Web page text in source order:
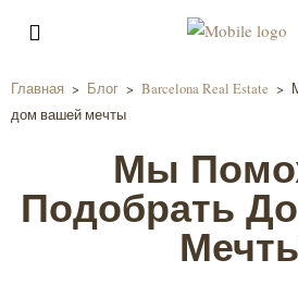
Главная > Блог > Barcelona Real Estate >
дом вашей мечты
Мы
Подобрать